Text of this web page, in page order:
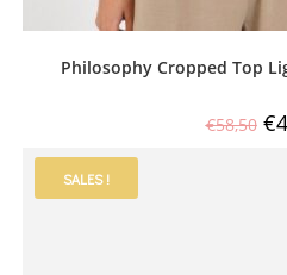
Philosophy Cropped Top
€58,50 €
SALES !